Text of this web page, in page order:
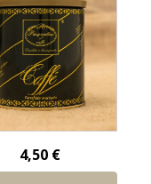
4,50 €